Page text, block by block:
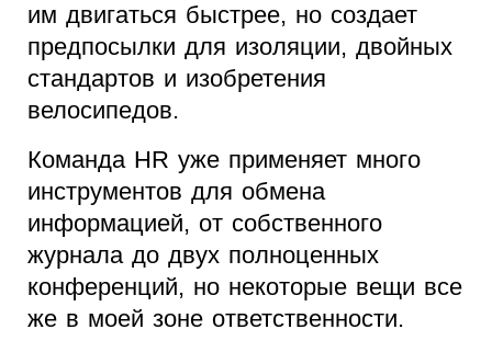
им двигаться быстрее, но создает
предпосылки для изоляции, двойных
стандартов и изобретения
велосипедов.
Команда HR уже применяет много
инструментов для обмена
информацией, от собственного
журнала до двух полноценных
конференций, но некоторые вещи все
же в моей зоне ответственности.